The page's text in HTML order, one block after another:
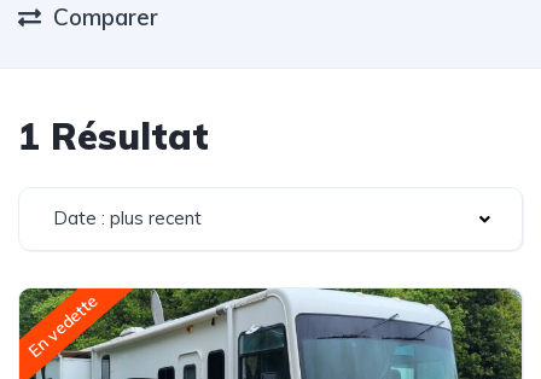
Comparer
1 Résultat
Date : plus recent
En vedette